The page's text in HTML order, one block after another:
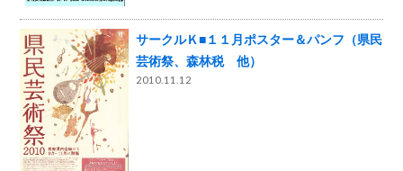
サークルＫ■１１月ポスター＆パンフ（県民
芸術祭、森林税 他）
2010.11.12